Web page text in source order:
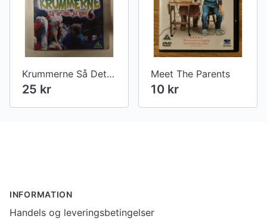
Krummerne Så Det Jul Igen
25 kr
Meet The Parents
10 kr
INFORMATION
Handels og leveringsbetingelser